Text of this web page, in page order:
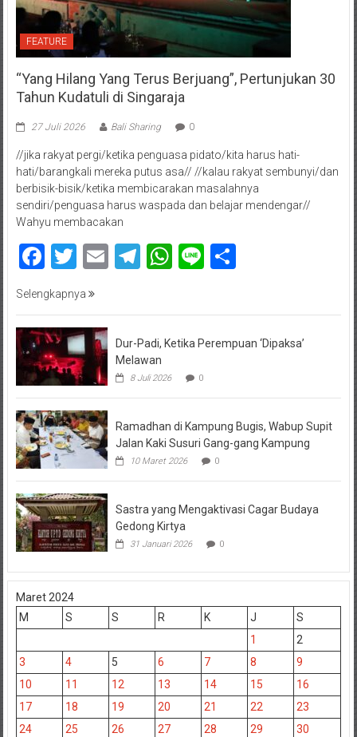
FEATURE
“Yang Hilang Yang Terus Berjuang”, Pertunjukan 30
Tahun Kudatuli di Singaraja
27 Juli 2026 Bali Sharing 0
//jika rakyat pergi/ketika penguasa pidato/kita harus hati-
hati/barangkali mereka putus asa// //kalau rakyat sembunyi/dan
berbisik-bisik/ketika membicarakan masalahnya
sendiri/penguasa harus waspada dan belajar mendengar//
Wahyu membacakan
Facebook
Twitter
EmailTelegram
WhatsApp
LineShare
Selengkapnya
Dur-Padi, Ketika Perempuan ‘Dipaksa’
Melawan
8 Juli 2026 0
Ramadhan di Kampung Bugis, Wabup Supit
Jalan Kaki Susuri Gang-gang Kampung
10 Maret 2026 0
Sastra yang Mengaktivasi Cagar Budaya
Gedong Kirtya
31 Januari 2026 0
Maret 2024
M
S S R K J
S
1
2
3
4 5 6 7 8
9
10
11 12 13 14 15
16
17
18 19 20 21 22
23
24
25 26 27 28 29 30